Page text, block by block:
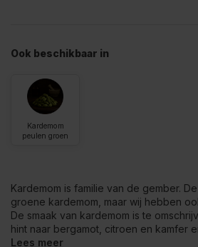
Ook beschikbaar in
Kardemom
peulen groen
Kardemom is familie van de gember.
groene kardemom, maar wij hebben
De smaak van kardemom is te
hint naar bergamot, citroen en kamfer
Lees meer